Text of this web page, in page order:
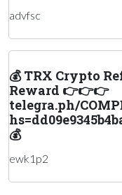
advfsc
💰 TRX Crypto
Reward 👉👉👉
telegra.ph/
💰
ewk1p2